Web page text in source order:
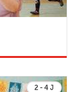
2 - 4 J